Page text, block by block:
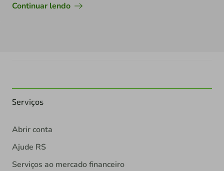
Continuar lendo
Serviços
Abrir conta
Ajude RS
Serviços ao mercado financeiro